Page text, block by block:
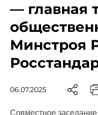
— главная
Минстроя
06.07.2025
Совместное